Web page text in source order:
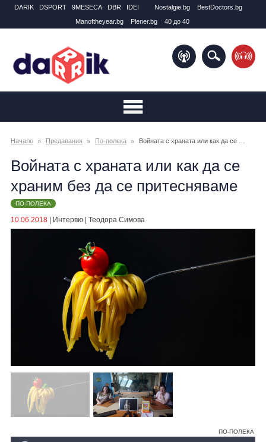
DARIK DSPORT 9MESECA DBR IDEI Nostalgie.bg
BestDoctors.bg
Manоftheyear.bg
Plener.bg 40 до 40
Войната с храната или как да се
храним без да се притесняваме
Начало Предавания По-полека Войната с храната или как да се храним без да се притесняваме
ПО-ПОЛЕКА
10.06.2018| Интервю| Теодора Симова
ПО-ПОЛЕКА